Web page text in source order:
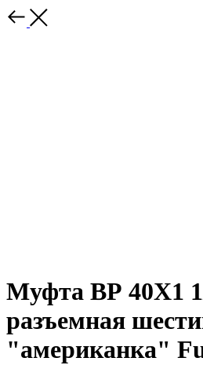
Муфта ВР 40Х1
разъемная
"американка"